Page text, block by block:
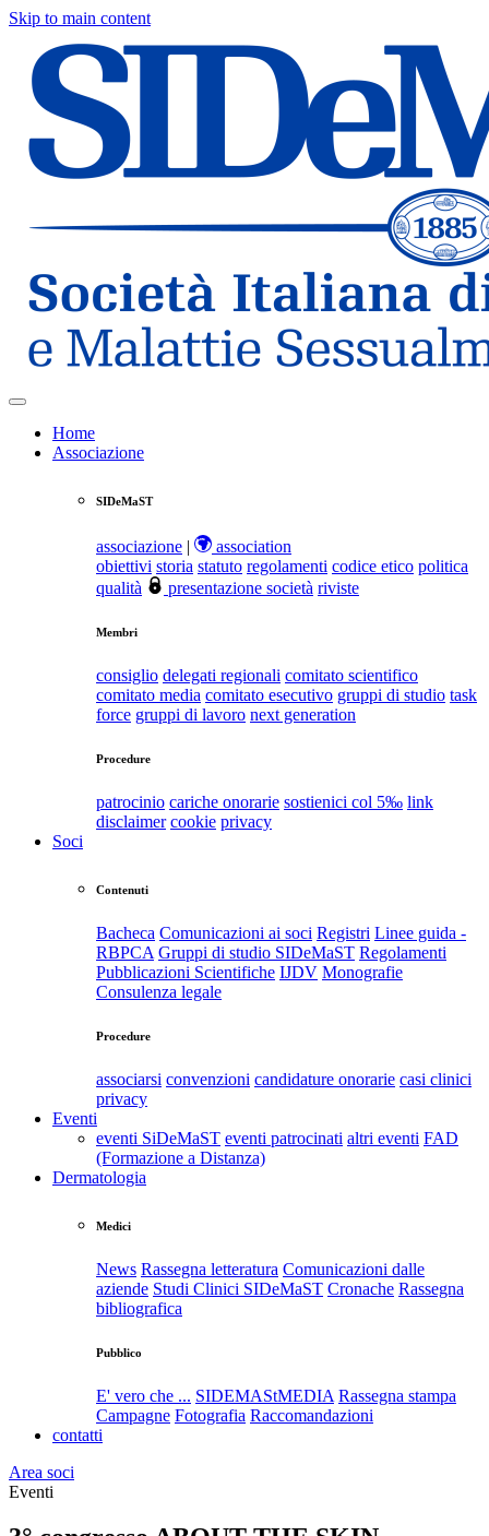
Skip to main content
Home
Associazione
SIDeMaST
associazione |
association
obiettivi storia statuto regolamenti codice etico politica
qualità
presentazione società riviste
Membri
consiglio delegati regionali comitato scientifico
comitato media comitato esecutivo gruppi di studio task
force gruppi di lavoro next generation
Procedure
patrocinio cariche onorarie sostienici col 5‰ link
disclaimer cookie privacy
Soci
Contenuti
Bacheca Comunicazioni ai soci Registri Linee guida -
RBPCA Gruppi di studio SIDeMaST Regolamenti
Pubblicazioni Scientifiche IJDV Monografie
Consulenza legale
Procedure
associarsi convenzioni candidature onorarie casi clinici
privacy
Eventi
eventi SiDeMaST eventi patrocinati altri eventi FAD
(Formazione a Distanza)
Dermatologia
Medici
News Rassegna letteratura Comunicazioni dalle
aziende Studi Clinici SIDeMaST Cronache Rassegna
bibliografica
Pubblico
E' vero che ... SIDEMAStMEDIA Rassegna stampa
Campagne Fotografia Raccomandazioni
contatti
Area soci
Eventi